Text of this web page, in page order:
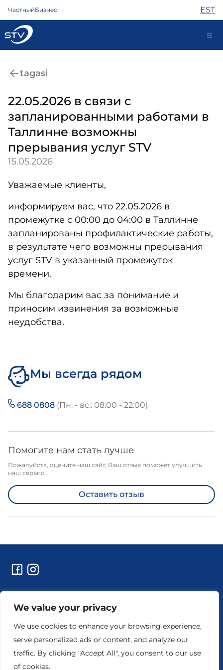
We value your privacy
We use cookies to enhance your browsing experience,
serve personalized ads or content, and analyze our
traffic. By clicking "Accept All", you consent to our use
of cookies.
ЧастныйБизнес EST
Интернет
ТВ
Телефон
Охрана
Помощь
Магазин
Новости
Контакты
tagasi
22.05.2026 в связи с
запланированными работами в
Таллинне возможны
прерывания услуг STV
15.05.2026
Уважаемые клиенты,
информируем вас, что 22.05.2026 в
промежутке с 00:00 до 04:00 в Таллинне
запланированы профилактические работы,
в результате чего возможны прерывания
услуг STV в указанный промежуток
времени.
Мы благодарим вас за понимание и
приносим извинения за возможные
неудобства.
Мы всегда рядом
688 0808 (Пн. - вс.: 08:00 - 22:00)
Помогите нам стать лучше
Пожалуйста, оцените наш сайт, Ваш отзыв поможет улучшить
наш сервис.
Оставить отзыв
Технические работы и уведомления
Реквизиты предприятия
Настройки конфиденциальности